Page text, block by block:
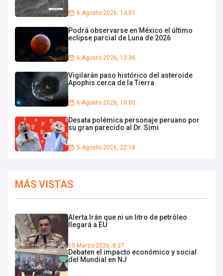
6 Agosto 2026, 14:51
Podrá observarse en México el último
eclipse parcial de Luna de 2026
6 Agosto 2026, 13:36
Vigilarán paso histórico del asteroide
Apophis cerca de la Tierra
6 Agosto 2026, 10:00
Desata polémica personaje peruano por
su gran parecido al Dr. Simi
5 Agosto 2026, 22:18
MÁS VISTAS
Alerta Irán que ni un litro de petróleo
llegará a EU
10 Marzo 2026, 8:37
Debaten el impacto económico y social
del Mundial en NJ